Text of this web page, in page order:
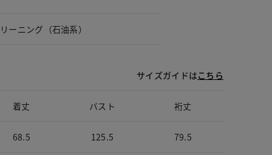
ーニング（石油系）
サイズガイドはこちら
着丈 バスト 裄丈
68.5 125.5 79.5